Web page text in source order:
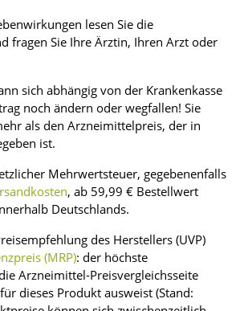
lesen Sie die
fragen Sie Ihre Ärztin, Ihren Arzt oder
sich abhängig von der Krankenkasse
noch ändern oder wegfallen! Sie
als den Arzneimittelpreis, der in
ist.
Mehrwertsteuer, gegebenenfalls
, ab 59,99 € Bestellwert
Deutschlands.
des Herstellers (UVP)
(MRP): der höchste
Arzneimittel-Preisvergleichsseite
dieses Produkt ausweist (Stand: